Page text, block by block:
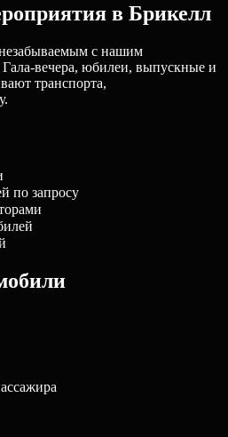
в Брикелл
с нашим
вечера, юбилеи, выпускные и
транспорта,
по запросу